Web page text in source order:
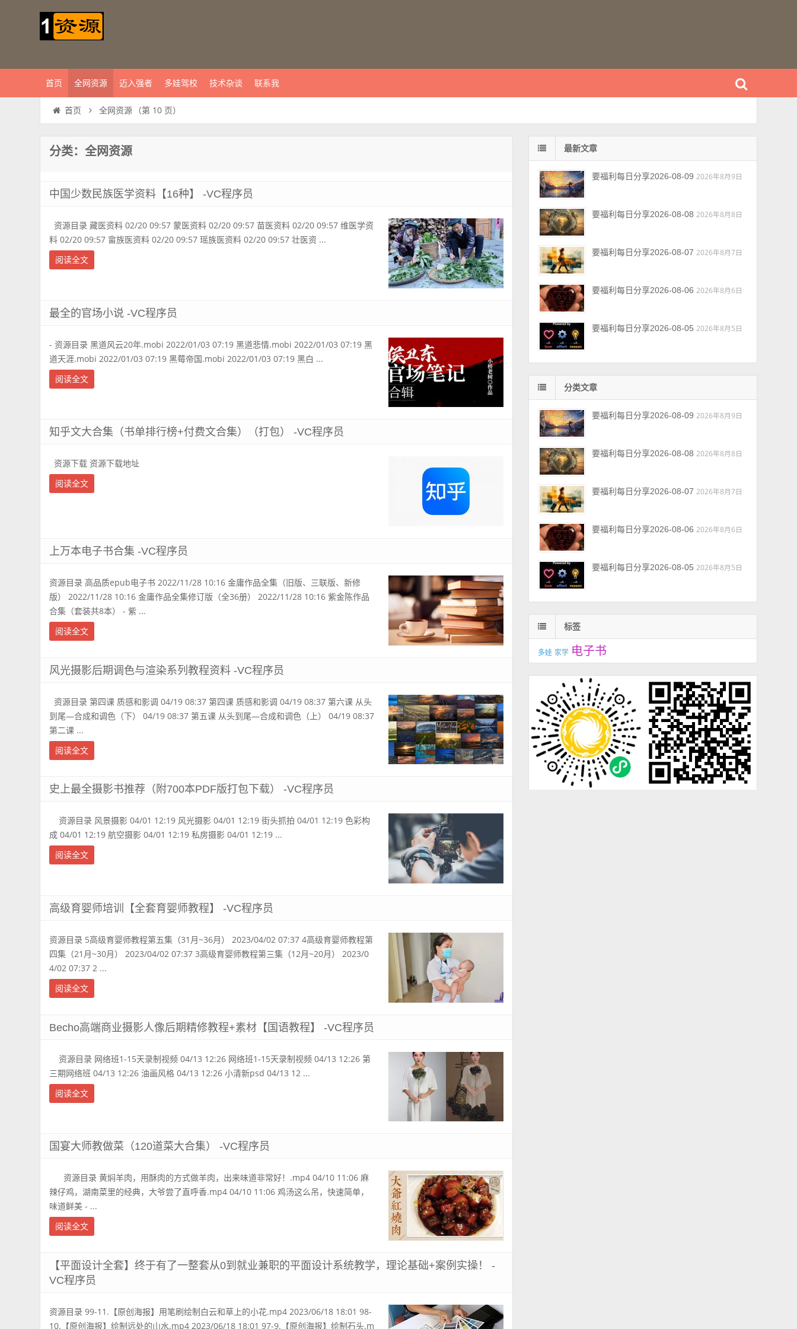
首页 全网资源 迈入强者 多娃驾校 技术杂谈 联系我
首页 全网资源 （第 10 页）
分类：全网资源
中国少数民族医学资料【16种】 -VC程序员
资源目录 藏医资料 02/20 09:57 蒙医资料 02/20 09:57 苗医资料 02/20 09:57 维医学资
料 02/20 09:57 畲族医资料 02/20 09:57 瑶族医资料 02/20 09:57 壮医资 ...
阅读全文
最全的官场小说 -VC程序员
- 资源目录 黑道风云20年.mobi 2022/01/03 07:19 黑道悲情.mobi 2022/01/03 07:19 黑
道天涯.mobi 2022/01/03 07:19 黑莓帝国.mobi 2022/01/03 07:19 黑白 ...
阅读全文
知乎文大合集（书单排行榜+付费文合集）（打包） -VC程序员
资源下载 资源下载地址
阅读全文
上万本电子书合集 -VC程序员
资源目录 高品质epub电子书 2022/11/28 10:16 金庸作品全集（旧版、三联版、新修
版） 2022/11/28 10:16 金庸作品全集修订版（全36册） 2022/11/28 10:16 紫金陈作品
合集（套装共8本） - 紫 ...
阅读全文
风光摄影后期调色与渲染系列教程资料 -VC程序员
资源目录 第四课 质感和影调 04/19 08:37 第四课 质感和影调 04/19 08:37 第六课 从头
到尾—合成和调色（下） 04/19 08:37 第五课 从头到尾—合成和调色（上） 04/19 08:37
第二课 ...
阅读全文
史上最全摄影书推荐（附700本PDF版打包下载） -VC程序员
资源目录 风景摄影 04/01 12:19 风光摄影 04/01 12:19 街头抓拍 04/01 12:19 色彩构
成 04/01 12:19 航空摄影 04/01 12:19 私房摄影 04/01 12:19 ...
阅读全文
高级育婴师培训【全套育婴师教程】 -VC程序员
资源目录 5高级育婴师教程第五集（31月~36月） 2023/04/02 07:37 4高级育婴师教程第
四集（21月~30月） 2023/04/02 07:37 3高级育婴师教程第三集（12月~20月） 2023/0
4/02 07:37 2 ...
阅读全文
Becho高端商业摄影人像后期精修教程+素材【国语教程】 -VC程序员
资源目录 网络班1-15天录制视频 04/13 12:26 网络班1-15天录制视频 04/13 12:26 第
三期网络班 04/13 12:26 油画风格 04/13 12:26 小清新psd 04/13 12 ...
阅读全文
国宴大师教做菜（120道菜大合集） -VC程序员
资源目录 黄焖羊肉，用酥肉的方式做羊肉，出来味道非常好！.mp4 04/10 11:06 麻
辣仔鸡，湖南菜里的经典，大爷尝了直呼香.mp4 04/10 11:06 鸡汤这么吊，快速简单，
味道鲜美 - ...
阅读全文
【平面设计全套】终于有了一整套从0到就业兼职的平面设计系统教学，理论基础+案例实操！ -
VC程序员
资源目录 99-11.【原创海报】用笔刷绘制白云和草上的小花.mp4 2023/06/18 18:01 98-
10.【原创海报】绘制远处的山水.mp4 2023/06/18 18:01 97-9.【原创海报】绘制石头.m
最新文章
要福利每日分享2026-08-09 2026年8月9日
要福利每日分享2026-08-08 2026年8月8日
要福利每日分享2026-08-07 2026年8月7日
要福利每日分享2026-08-06 2026年8月6日
要福利每日分享2026-08-05 2026年8月5日
分类文章
要福利每日分享2026-08-09 2026年8月9日
要福利每日分享2026-08-08 2026年8月8日
要福利每日分享2026-08-07 2026年8月7日
要福利每日分享2026-08-06 2026年8月6日
要福利每日分享2026-08-05 2026年8月5日
标签
多娃 家学 电子书